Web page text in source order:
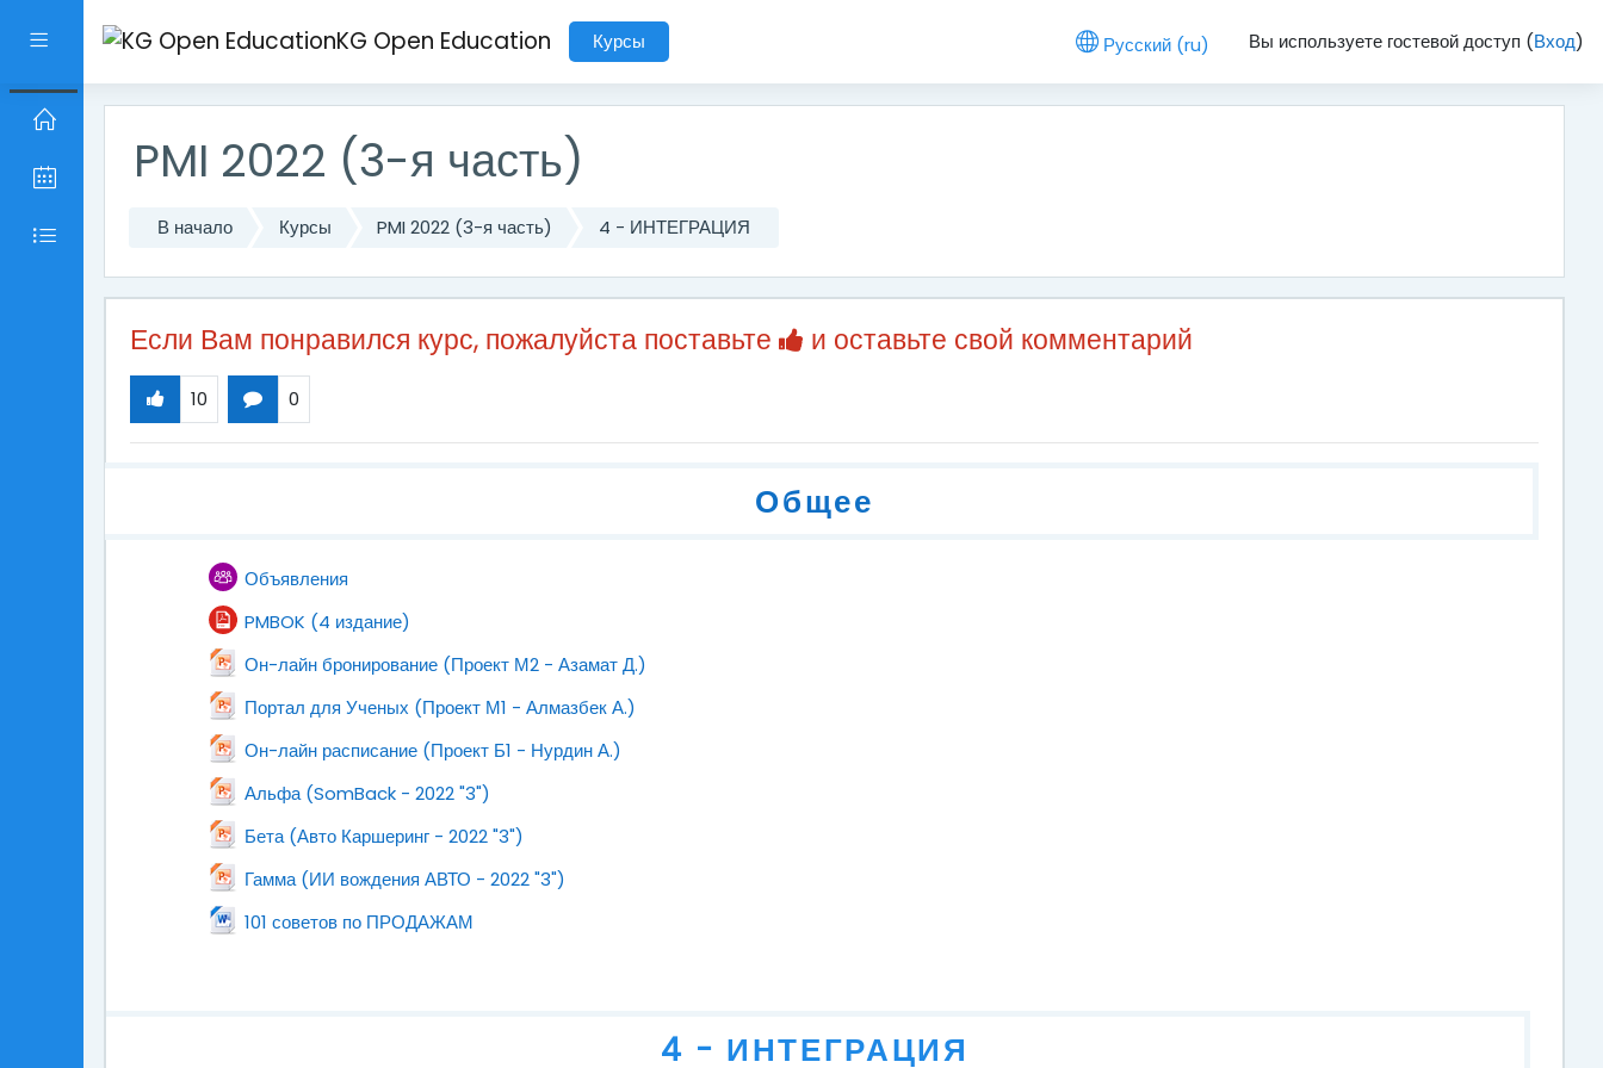
Боковая панель KG Open Education Курсы Русский ‎(ru)‎ Вы используете гостевой доступ (Вход)
PMI 2022 (3-я часть)
В начало Курсы PMI 2022 (3-я часть) 4 - ИНТЕГРАЦИЯ
Если Вам понравился курс, пожалуйста поставьте и оставьте свой комментарий
10 0
Общее
Объявления
Форум
PMBOK (4 издание)
Файл
Он-лайн бронирование (Проект М2 - Азамат Д.)
Файл
Портал для Ученых (Проект М1 - Алмазбек А.)
Файл
Он-лайн расписание (Проект Б1 - Нурдин А.)
Файл
Альфа (SomBack - 2022 "3")
Файл
Бета (Авто Каршеринг - 2022 "3")
Файл
Гамма (ИИ вождения АВТО - 2022 "3")
Файл
101 советов по ПРОДАЖАМ
Файл
4 - ИНТЕГРАЦИЯ